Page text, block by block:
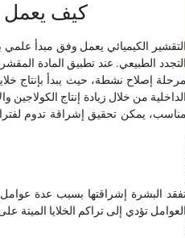
كيف يعمل
التقشير الكيميائي يعمل وفق مبدأ علمي
التجدد الطبيعي. عند تطبيق المادة
مرحلة إصلاح نشطة، حيث يبدأ بإنتاج
الداخلية من خلال زيادة إنتاج
مناسب، يمكن تحقيق إشراقة تدوم
البشرة إشراقتها بسبب عدة
العوامل تؤدي إلى تراكم الخلايا الميتة